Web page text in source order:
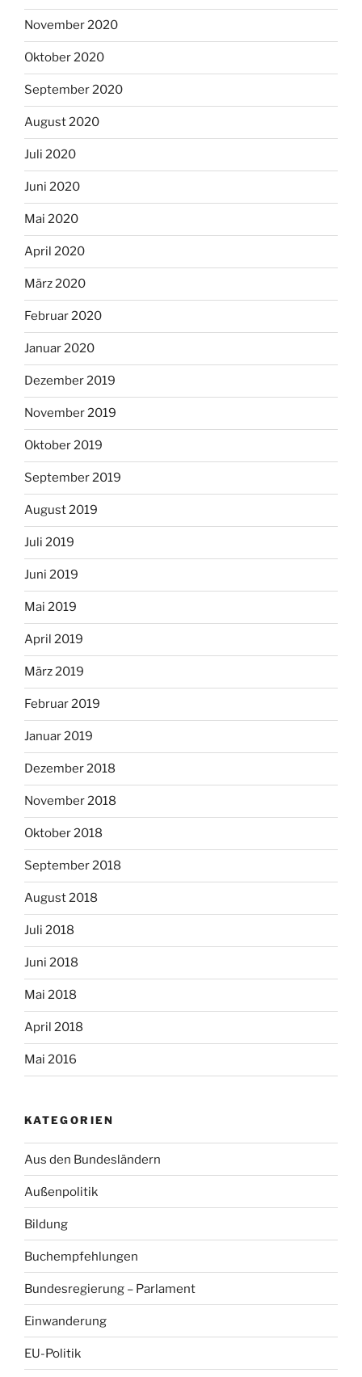
November 2020
Oktober 2020
September 2020
August 2020
Juli 2020
Juni 2020
Mai 2020
April 2020
März 2020
Februar 2020
Januar 2020
Dezember 2019
November 2019
Oktober 2019
September 2019
August 2019
Juli 2019
Juni 2019
Mai 2019
April 2019
März 2019
Februar 2019
Januar 2019
Dezember 2018
November 2018
Oktober 2018
September 2018
August 2018
Juli 2018
Juni 2018
Mai 2018
April 2018
Mai 2016
KATEGORIEN
Aus den Bundesländern
Außenpolitik
Bildung
Buchempfehlungen
Bundesregierung – Parlament
Einwanderung
EU-Politik